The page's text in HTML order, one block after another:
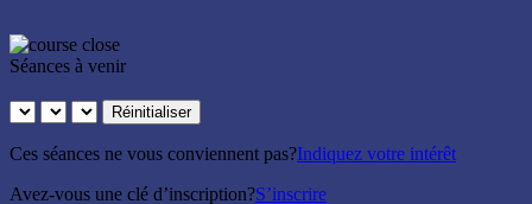
Séances à venir
Réinitialiser
Ces séances ne vous conviennent pas?Indiquez votre intérêt
Avez-vous une clé d’inscription?S’inscrire